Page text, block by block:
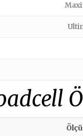
Ölçü